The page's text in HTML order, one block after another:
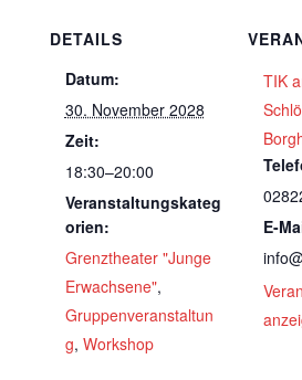
DETAILS
Datum:
30. November 2028
Zeit:
18:30–20:00
Veranstaltungskateg
orien:
Grenztheater "Junge
Erwachsene",
Gruppenveranstaltun
g, Workshop
TIK
E-